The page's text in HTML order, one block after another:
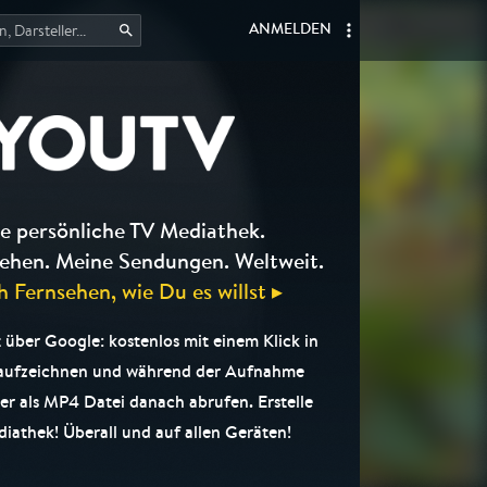
ANMELDEN
persönliche TV Mediathek.
Meine Sendungen. Weltweit.
Fernsehen, wie Du es willst ▸
Google: kostenlos mit einem Klick in
und während der Aufnahme
als MP4 Datei danach abrufen. Erstelle
Überall und auf allen Geräten!